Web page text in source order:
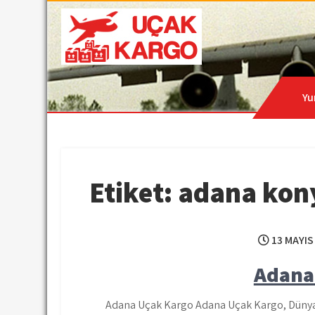
Hava Kargo | Acil
Uçak Kargo
Etiket: adana
13
Adana Uçak Kargo Adana Uçak Kargo,